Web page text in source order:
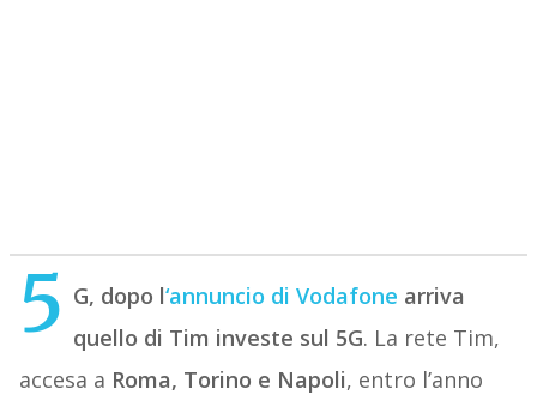
5 G, dopo l‘annuncio di Vodafone arriva
quello di Tim investe sul 5G. La rete Tim,
accesa a Roma, Torino e Napoli, entro l’anno